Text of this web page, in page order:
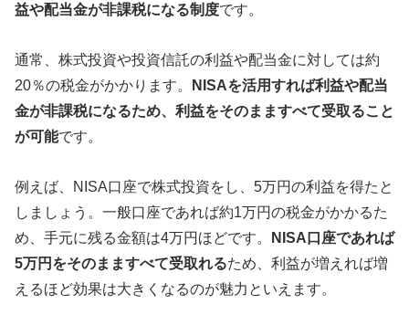
益や配当金が非課税になる制度です。
通常、株式投資や投資信託の利益や配当金に対しては約
20％の税金がかかります。
NISAを活用すれば利益や配当
金が非課税になるため、利益をそのまますべて受取ること
が可能です。
例えば、NISA口座で株式投資をし、5万円の利益を得たと
しましょう。一般口座であれば約1万円の税金がかかるた
め、手元に残る金額は4万円ほどです。
NISA口座であれば
5万円をそのまますべて受取れるため、利益が増えれば増
えるほど効果は大きくなるのが魅力といえます。